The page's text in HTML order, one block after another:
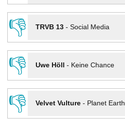
👎
TRVB 13- Social Media
👎
Uwe Höll - Keine Chance
👎
Velvet Vulture- Planet Earth